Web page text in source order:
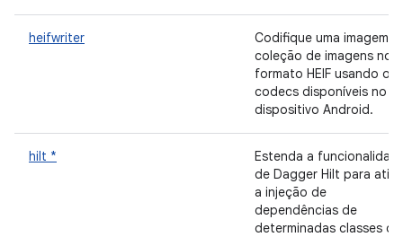
heifwriter
Codifique uma imagem
coleção de imagens no
formato HEIF usando os
codecs disponíveis no
dispositivo Android.
hilt *
Estenda a
de Dagger Hilt para
a injeção de
dependências de
determinadas classes